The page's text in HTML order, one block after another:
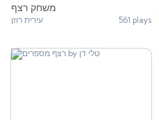
משחק רצף
עירית רוזן 561 plays